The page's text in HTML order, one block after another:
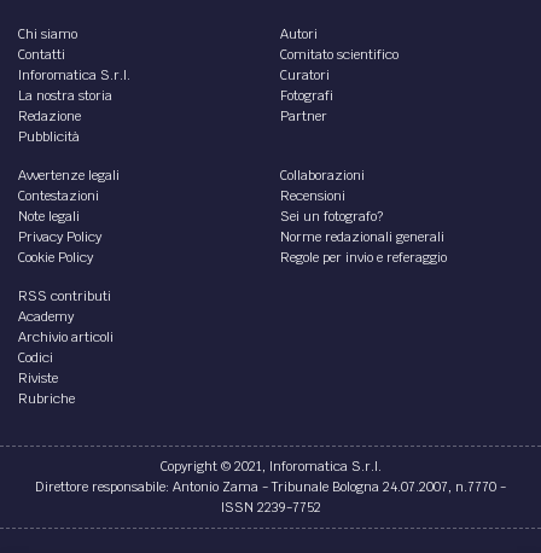
Chi siamo
Contatti
Inforomatica S.r.l.
La nostra storia
Redazione
Pubblicità
Autori
Comitato scientifico
Curatori
Fotografi
Partner
Avvertenze legali
Contestazioni
Note legali
Privacy Policy
Cookie Policy
Collaborazioni
Recensioni
Sei un fotografo?
Norme redazionali generali
Regole per invio e referaggio
RSS contributi
Academy
Archivio articoli
Codici
Riviste
Rubriche
Copyright © 2021, Inforomatica S.r.l.
Direttore responsabile: Antonio Zama - Tribunale Bologna 24.07.2007, n.7770 -
ISSN 2239-7752